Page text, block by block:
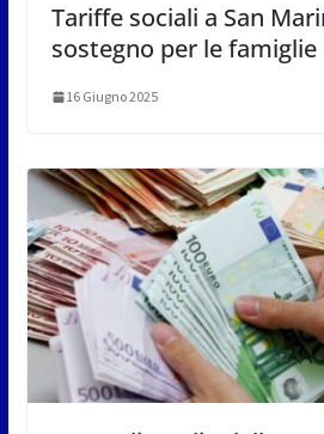
Tariffe sociali a San
sostegno per le famiglie
16 Giugno 2025